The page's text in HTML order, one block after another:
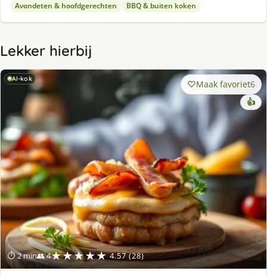
Avondeten & hoofdgerechten BBQ & buiten koken
Lekker hierbij
AI-kok
⏱ 2 min👥 4★★★★★ 4.57 (28)
Maak favoriet6
👍